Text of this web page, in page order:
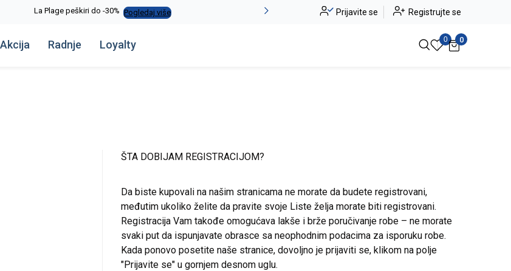
La Plage peškiri do -30% Pogledaj više Alma Ras do -50% Pogledaj više
Prijavite se Registrujte se
Akcija Radnje Loyalty 0 0
ŠTA DOBIJAM REGISTRACIJOM?
Da biste kupovali na našim stranicama ne morate da budete registrovani,
međutim ukoliko želite da pravite svoje Liste želja morate biti registrovani.
Registracija Vam takođe omogućava lakše i brže poručivanje robe – ne morate
svaki put da ispunjavate obrasce sa neophodnim podacima za isporuku robe.
Kada ponovo posetite naše stranice, dovoljno je prijaviti se, klikom na polje
"Prijavite se" u gornjem desnom uglu.